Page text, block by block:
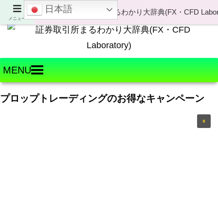
Welcome to FX・CFD Laboratory!
MENU
プロップトレーディングのお得なキャンペーン
メニュー
日本語